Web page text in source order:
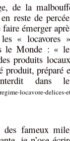
de la
reste de
émerger
« locavores
le Monde : «
produits
produit, préparé
dans
locavore-delices-
fameux